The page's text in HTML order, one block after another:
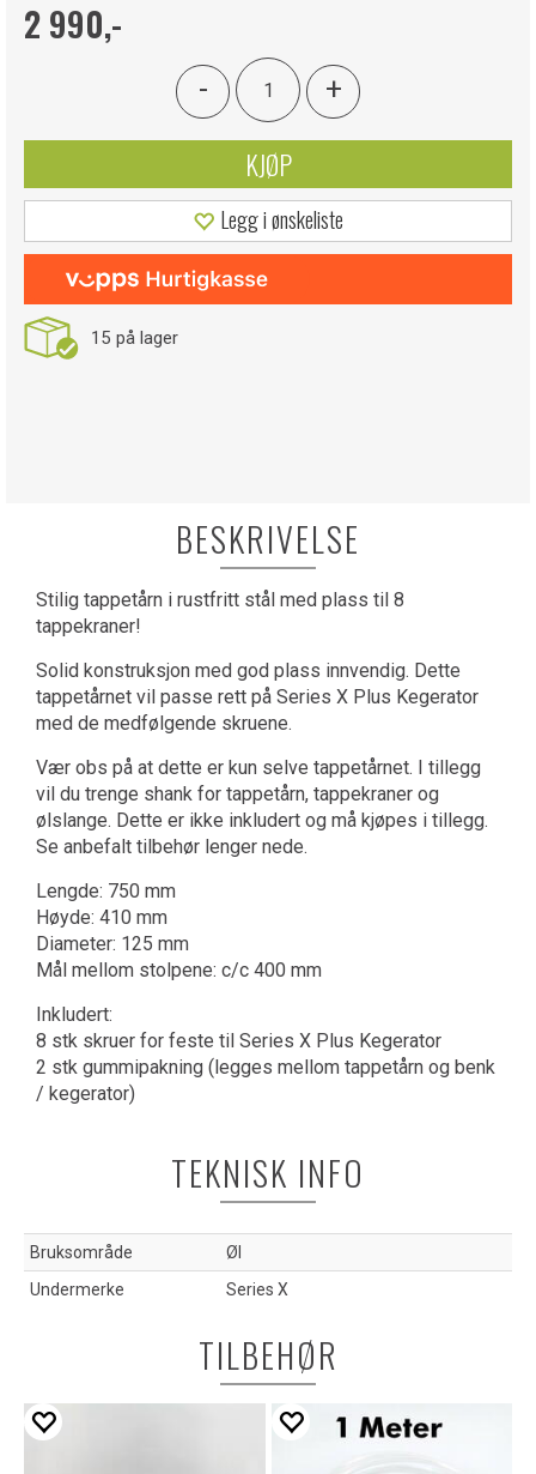
2 990,-
- +
KJØP
Legg i ønskeliste
15 på lager
BESKRIVELSE
Stilig tappetårn i rustfritt stål med plass til 8
tappekraner!
Solid konstruksjon med god plass innvendig. Dette
tappetårnet vil passe rett på Series X Plus Kegerator
med de medfølgende skruene.
Vær obs på at dette er kun selve tappetårnet. I tillegg
vil du trenge shank for tappetårn, tappekraner og
ølslange. Dette er ikke inkludert og må kjøpes i tillegg.
Se anbefalt tilbehør lenger nede.
Lengde: 750 mm
Høyde: 410 mm
Diameter: 125 mm
Mål mellom stolpene: c/c 400 mm
Inkludert:
8 stk skruer for feste til Series X Plus Kegerator
2 stk gummipakning (legges mellom tappetårn og benk
/ kegerator)
TEKNISK INFO
Bruksområde
Øl
Undermerke
Series X
TILBEHØR